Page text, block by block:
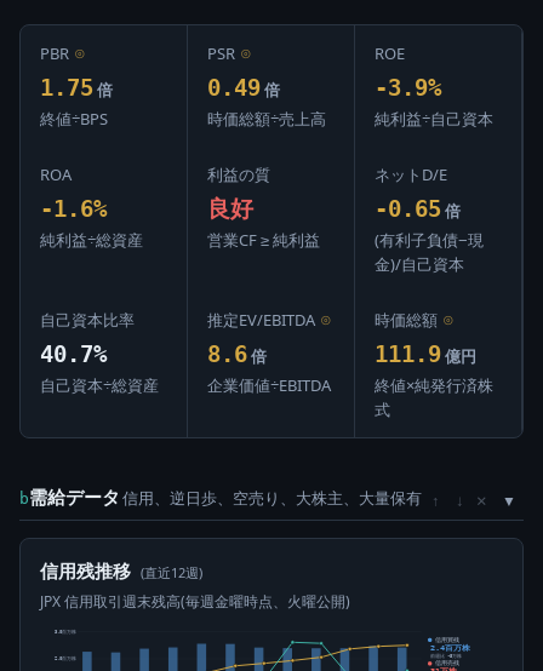
PBR ⊙
1.75 倍
終値÷BPS
PSR ⊙
0.49 倍
時価総額÷売上高
ROE
-3.9%
純利益÷自己資本
ROA
-1.6%
純利益÷総資産
利益の質
良好
営業CF ≥ 純利益
ネットD/E
-0.65 倍
(有利子負債−現
金)/自己資本
自己資本比率
40.7%
自己資本÷総資産
推定EV/EBITDA ⊙
8.6 倍
企業価値÷EBITDA
時価総額 ⊙
111.9 億円
終値×純発行済株
式
b需給データ 信用、逆日歩、空売り、大株主、大量保有 ↑ ↓ ×
信用残推移 (直近12週)
JPX 信用取引週末残高(毎週金曜時点、火曜公開)
2.0百万株
3.0百万株
信用買残
2.4百万株
前週比 -5万株
信用売残